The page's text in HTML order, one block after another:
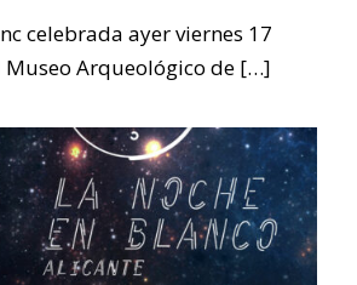
celebrada ayer viernes 17
Arqueológico de […]